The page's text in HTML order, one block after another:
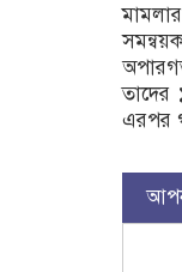
তাদের
এরপর